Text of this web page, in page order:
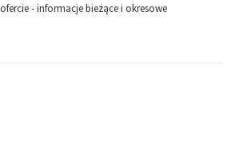
- informacje bieżące i okresowe